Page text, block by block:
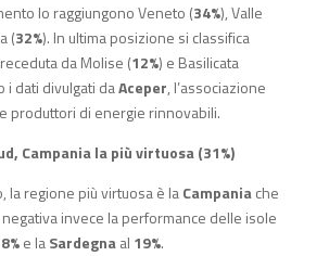
lo raggiungono Veneto (34%), Valle
(32%). In ultima posizione si classifica
da Molise (12%) e Basilicata
i dati divulgati daAceper, l’associazione
produttori di energie rinnovabili.
Campania la più virtuosa (31%)
la regione più virtuosa è laCampaniache
invece la performance delle isole
e laSardegnaal 19%.